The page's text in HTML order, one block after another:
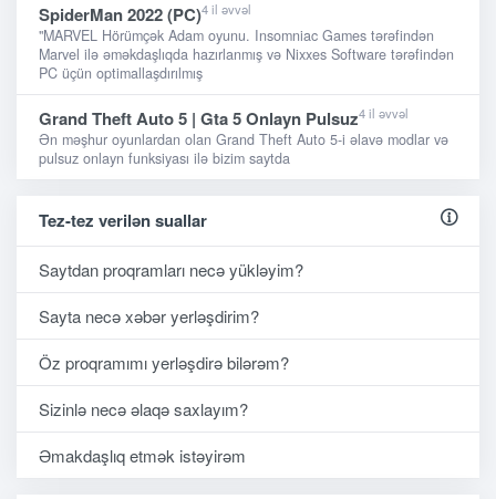
SpiderMan 2022 (PC)4 il əvvəl
"MARVEL Hörümçək Adam oyunu. Insomniac Games tərəfindən
Marvel ilə əməkdaşlıqda hazırlanmış və Nixxes Software tərəfindən
PC üçün optimallaşdırılmış
Grand Theft Auto 5 | Gta 5 Onlayn Pulsuz4 il əvvəl
Ən məşhur oyunlardan olan Grand Theft Auto 5-i əlavə modlar və
pulsuz onlayn funksiyası ilə bizim saytda
Tez-tez verilən suallar
Saytdan proqramları necə yükləyim?
Sayta necə xəbər yerləşdirim?
Öz proqramımı yerləşdirə bilərəm?
Sizinlə necə əlaqə saxlayım?
Əmakdaşlıq etmək istəyirəm